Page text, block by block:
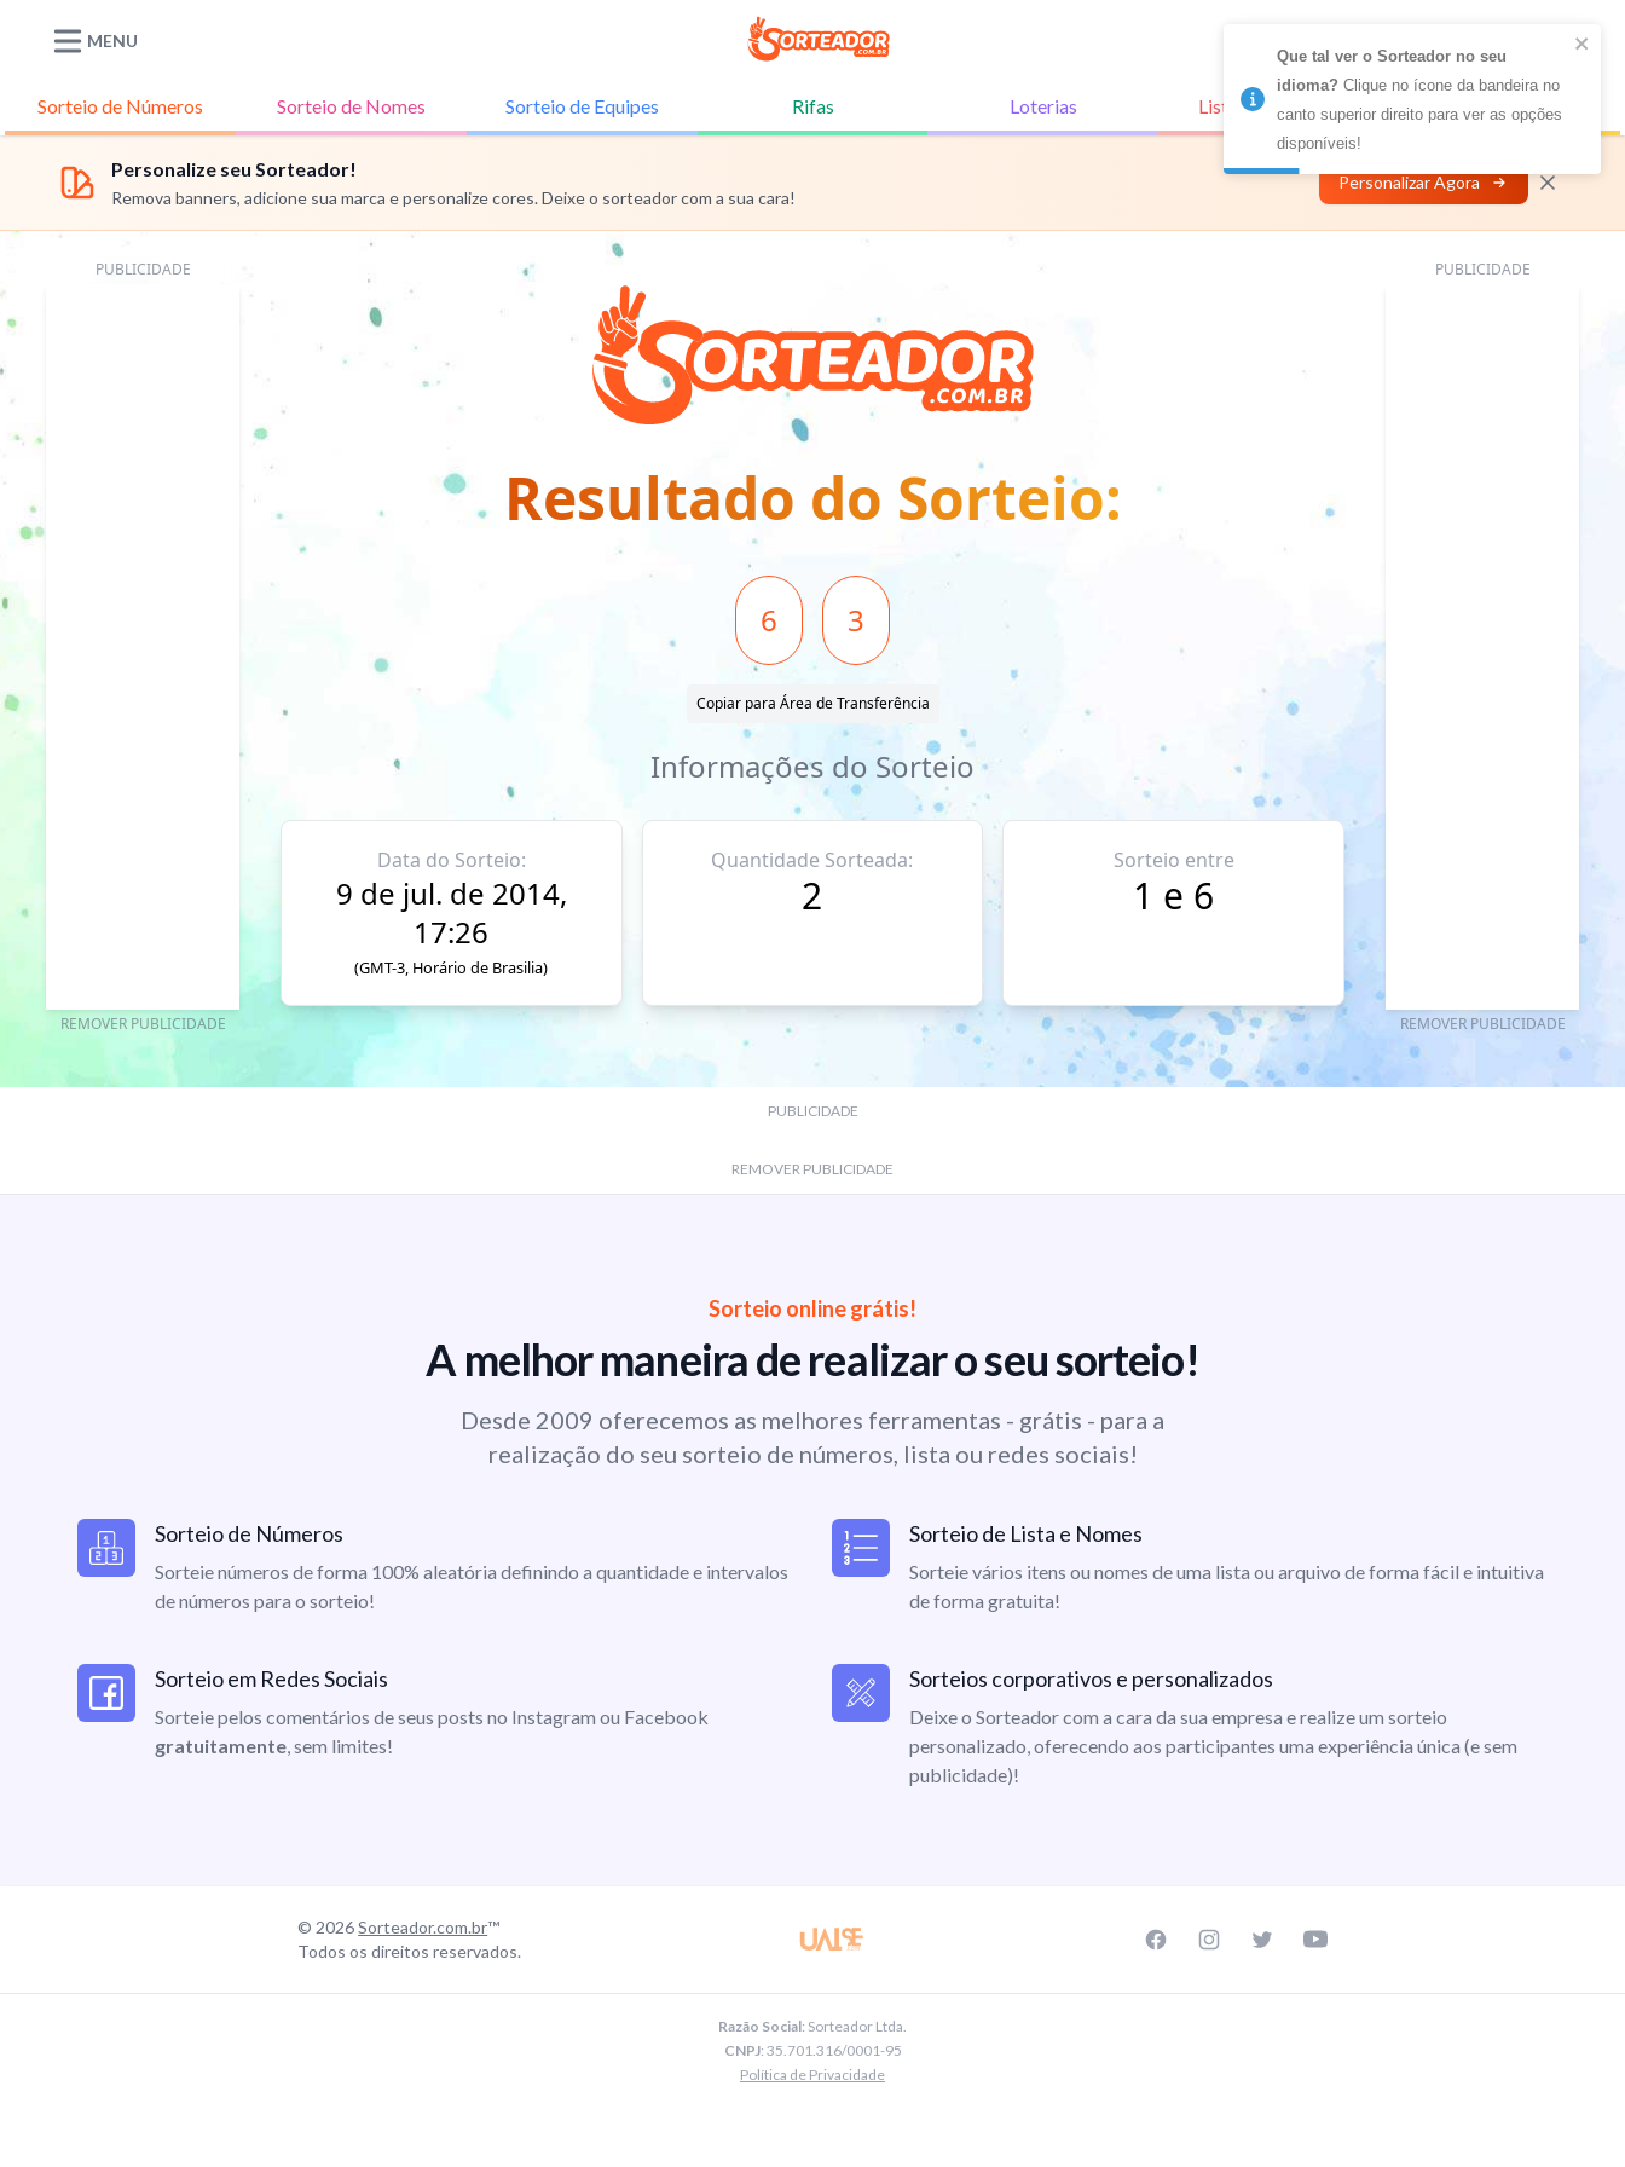
MENU
Sorteio deNúmeros Sorteio deNomes Sorteio deEquipes Rifas Loterias Listas Conectadas Personalizar
Personalize seu Sorteador!
Remova banners, adicione sua marca e personalize cores. Deixe o sorteador com a sua cara!
Personalizar Agora
PUBLICIDADE
REMOVER PUBLICIDADE
Resultado do Sorteio:
6 3
Copiar para Área de Transferência
Informações do Sorteio
Data do Sorteio:
9 de jul. de 2014,
17:26
(GMT-3, Horário de Brasilia)
Quantidade Sorteada:
2
Sorteio entre
1 e 6
PUBLICIDADE
REMOVER PUBLICIDADE
PUBLICIDADE
REMOVER PUBLICIDADE
Sorteio online grátis!
A melhor maneira de realizar o seu sorteio!
Desde 2009 oferecemos as melhores ferramentas - grátis - para a
realização do seu sorteio de números, lista ou redes sociais!
Sorteio de Números
Sorteie números de forma 100% aleatória definindo a quantidade e intervalos
de números para o sorteio!
Sorteio de Lista e Nomes
Sorteie vários itens ou nomes de uma lista ou arquivo de forma fácil e intuitiva
de forma gratuita!
Sorteio em Redes Sociais
Sorteie pelos comentários de seus posts no Instagram ou Facebook
gratuitamente, sem limites!
Sorteios corporativos e personalizados
Deixe o Sorteador com a cara da sua empresa e realize um sorteio
personalizado, oferecendo aos participantes uma experiência única (e sem
publicidade)!
© 2026Sorteador.com.br™
Todos os direitos reservados.
Razão Social: Sorteador Ltda.
CNPJ: 35.701.316/0001-95
Política de Privacidade
Que tal ver o Sorteador no seu
idioma? Clique no ícone da bandeira no
canto superior direito para ver as opções
disponíveis!